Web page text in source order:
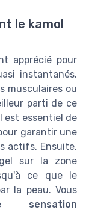
le kamol
apprécié pour
instantanés.
musculaires ou
parti de ce
est essentiel de
garantir une
actifs. Ensuite,
sur la zone
ce que le
la peau. Vous
sensation